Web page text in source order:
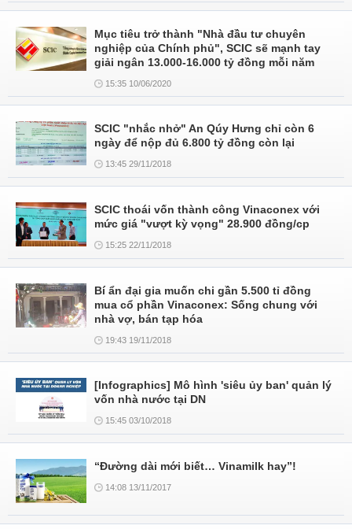
Mục tiêu trở thành "Nhà đầu tư chuyên
nghiệp của Chính phủ", SCIC sẽ mạnh tay
giải ngân 13.000-16.000 tỷ đồng mỗi năm
15:35 10/06/2020
SCIC "nhắc nhở" An Qúy Hưng chỉ còn 6
ngày để nộp đủ 6.800 tỷ đồng còn lại
13:45 29/11/2018
SCIC thoái vốn thành công Vinaconex với
mức giá "vượt kỳ vọng" 28.900 đồng/cp
15:25 22/11/2018
Bí ẩn đại gia muốn chi gần 5.500 tỉ đồng
mua cổ phần Vinaconex: Sống chung với
nhà vợ, bán tạp hóa
19:43 19/11/2018
[Infographics] Mô hình 'siêu ủy ban' quản lý
vốn nhà nước tại DN
15:45 03/10/2018
“Đường dài mới biết… Vinamilk hay”!
14:08 13/11/2017